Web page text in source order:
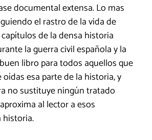
documental extensa. Lo mas
el rastro de la vida de
de la densa historia
la guerra civil española y la
libro para todos aquellos que
esa parte de la historia, y
no sustituye ningún tratado
al lector a esos